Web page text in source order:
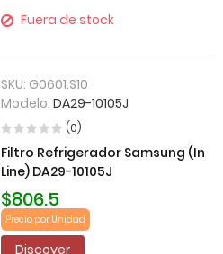
Fuera de stock
SKU: G0601.S10
Modelo:DA29-10105J
(0)
Filtro Refrigerador Samsung (In
Line) DA29-10105J
$806.5
Precio por Unidad
Discover